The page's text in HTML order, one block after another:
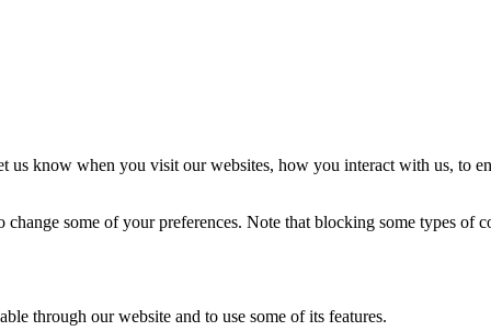
us know when you visit our websites, how you interact with us, to
some of your preferences. Note that blocking some types of
through our website and to use some of its features.